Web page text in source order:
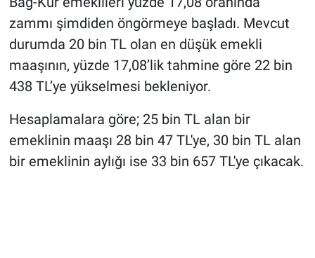
zammı şimdiden öngörmeye başladı. Mevcut
durumda 20 bin TL olan en düşük emekli
maaşının, yüzde 17,08’lik tahmine göre 22 bin
438 TL’ye yükselmesi bekleniyor.
Hesaplamalara göre; 25 bin TL alan bir
emeklinin maaşı 28 bin 47 TL'ye, 30 bin TL alan
bir emeklinin aylığı ise 33 bin 657 TL'ye çıkacak.